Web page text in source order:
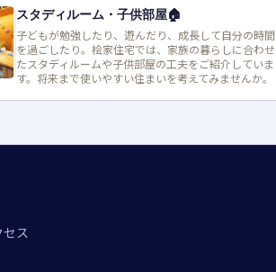
スタディルーム・子供部屋🏠
子どもが勉強したり、遊んだり、成長して自分の時間
を過ごしたり。桧家住宅では、家族の暮らしに合わせ
たスタディルームや子供部屋の工夫をご紹介していま
す。将来まで使いやすい住まいを考えてみませんか。
セス